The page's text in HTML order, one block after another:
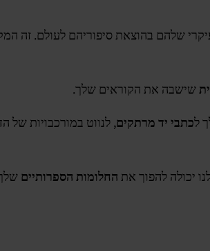
שלהם בהוצאת סיפוריהם לעולם. זה
שישבה את הקוראים שלך.
לכתבי יד מרתקים, לנווט במורכבויות של
יכולה להפוך את החלומות הספרותיים